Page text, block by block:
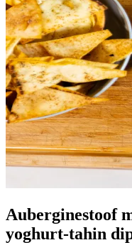
Auberginestoof
yoghurt-tahin